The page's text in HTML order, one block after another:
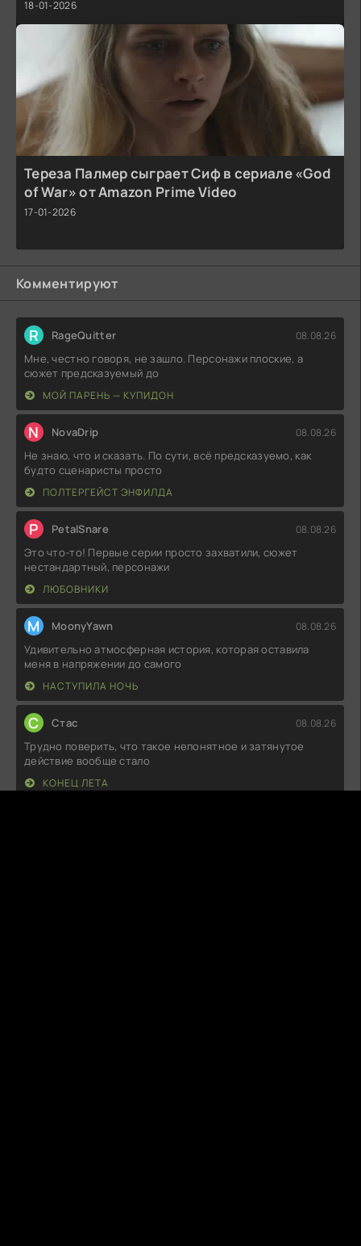
18-01-2026
Тереза Палмер сыграет Сиф в сериале «God
of War» от Amazon Prime Video
17-01-2026
Комментируют
R RageQuitter 08.08.26
Мне, честно говоря, не зашло. Персонажи плоские, а
сюжет предсказуемый до
МОЙ ПАРЕНЬ — КУПИДОН
N NovaDrip 08.08.26
Не знаю, что и сказать. По сути, всё предсказуемо, как
будто сценаристы просто
ПОЛТЕРГЕЙСТ ЭНФИЛДА
P PetalSnare 08.08.26
Это что-то! Первые серии просто захватили, сюжет
нестандартный, персонажи
ЛЮБОВНИКИ
M MoonyYawn 08.08.26
Удивительно атмосферная история, которая оставила
меня в напряжении до самого
НАСТУПИЛА НОЧЬ
С Стас 08.08.26
Трудно поверить, что такое непонятное и затянутое
действие вообще стало
КОНЕЦ ЛЕТА